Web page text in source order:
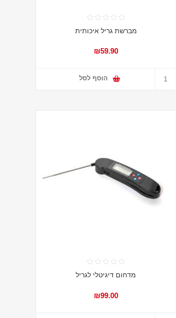
מברשת גריל איכותית
₪59.90
הוסף לסל
מדחום דיגיטלי לגריל
₪99.00